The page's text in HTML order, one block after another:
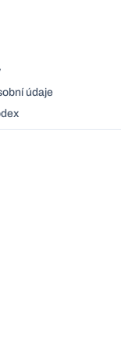
údaje